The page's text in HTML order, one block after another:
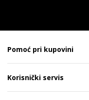
Pomoć pri kupovini
Korisnički servis